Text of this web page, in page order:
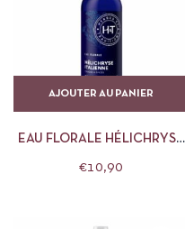
AJOUTER AU PANIER
EAU FLORALE HÉLICHRYSE
TRADITIONS
€10,90